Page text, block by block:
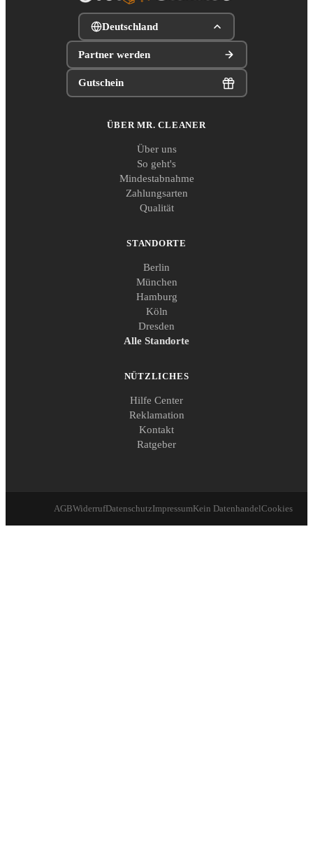
Deutschland
Partner werden
Gutschein
ÜBER MR. CLEANER
Über uns
So geht's
Mindestabnahme
Zahlungsarten
Qualität
STANDORTE
Berlin
München
Hamburg
Köln
Dresden
Alle Standorte
NÜTZLICHES
Hilfe Center
Reklamation
Kontakt
Ratgeber
AGBWiderrufDatenschutzImpressumKein DatenhandelCookies